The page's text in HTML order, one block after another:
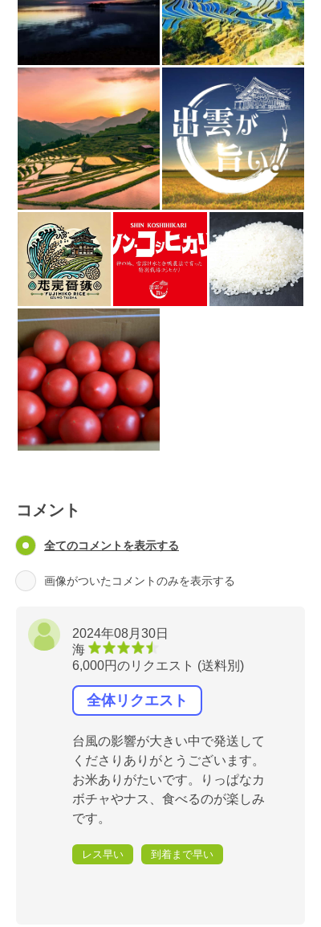
コメント
全てのコメントを表示する
画像がついたコメントのみを表示する
2024年08月30日
海
6,000円のリクエスト (送料別)
全体リクエスト
台風の影響が大きい中で発送して
くださりありがとうございます。
お米ありがたいです。りっぱなカ
ボチャやナス、食べるのが楽しみ
です。
レス早い 到着まで早い